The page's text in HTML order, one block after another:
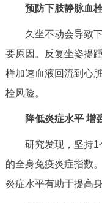
ITALIANO
预防下肢静脉血
久坐不动会导致
要原因。反复坐姿提
样加速血液回流到心
栓风险。
降低炎症水平 增
研究发现，坚持
的全身免疫炎症指数
炎症水平有助于提高